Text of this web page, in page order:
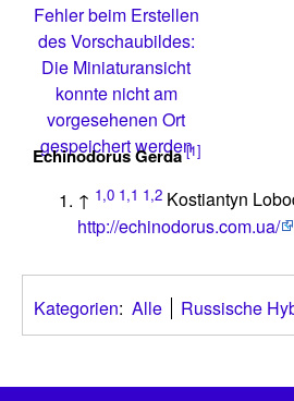
Fehler beim Erstellen
des Vorschaubildes:
Die Miniaturansicht
konnte nicht am
vorgesehenen Ort
gespeichert werden
Echinodorus Gerda [1]
↑ 1,0 1,1 1,2 Kostiantyn
http://echinodorus.com.ua/
Kategorien: Alle Russische